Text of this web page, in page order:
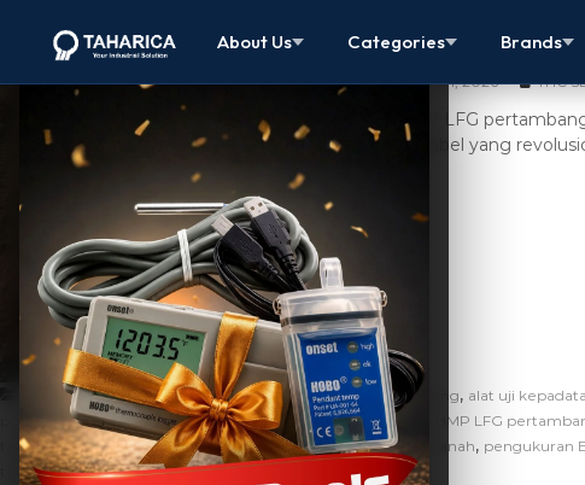
About Us Categories Brands
HMP LFG
April 1, 2026 THC
HMP LFG
portabel yang
Uncategorized akurasi HMP LFG,alat berat tambang, alat uji
pertambangan,fungsi HMP LFG,HMP LFG,hmp lfg adalah HMP LFG
tambang,kualitas konstruksi,manfaat HMP LFG,pengujian tanah, pengukuran
tanah